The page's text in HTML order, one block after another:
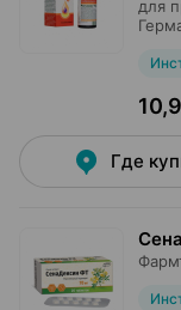
для
Где